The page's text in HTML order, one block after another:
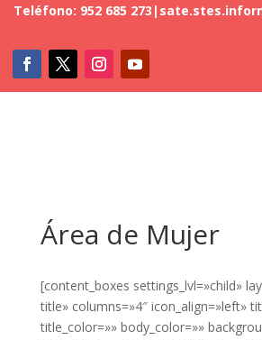
Teléfono: 952 685 273 |
Área de Mujer
[content_boxes settings_lvl=»child»
title» columns=»4″ icon_align=»left»
title_color=»» body_color=»»